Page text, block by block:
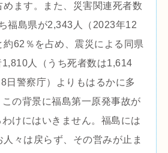
めます。また、災害関連死者数
福島県が2,343人（2023年12
約62％を占め、震災による同県
人（うち死者数は1,614
日警察庁）よりもはるかに多
この背景に福島第一原発事故が
けにはいきません。福島には
々は戻らず、その営みが止ま